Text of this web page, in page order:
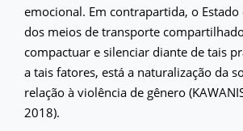
emocional. Em contrapartida, o Estado
dos meios de transporte
compactuar e silenciar diante de tais
a tais fatores, está a naturalização da
relação à violência de gênero
2018).